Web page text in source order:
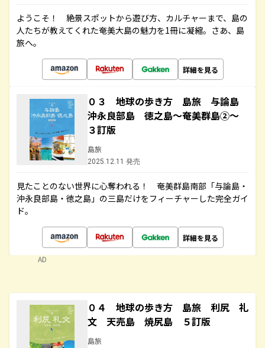
ようこそ！ 絶景スポットから遊び方、カルチャーまで、島の
人たちが教えてくれた奄美大島の魅力を1冊に凝縮。さあ、島
旅へ。
詳細を見る
０３ 地球の歩き方 島旅 与論島
沖永良部島 徳之島～奄美群島②～
３訂版
島旅
2025.12.11 発売
見たことのない世界に心奪われる！ 奄美群島南部「与論島・
沖永良部島・徳之島」の三島だけをフィーチャーした完全ガイ
ド。
詳細を見る
AD
０４ 地球の歩き方 島旅 利尻 礼
文 天売島 焼尻島 ５訂版
島旅